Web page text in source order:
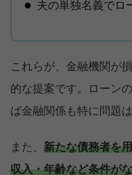
夫の単独名義でロ
これらが、金融機関が
的な提案です。ローン
ば金融関係も特に問題
また、 新たな債務者を
収入・年齢など条件が